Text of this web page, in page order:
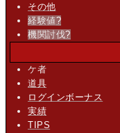
その他
経験値?
機関討伐?
ケ者
道具
ログインボーナス
実績
TIPS